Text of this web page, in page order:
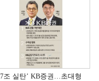
조 실탄’ KB증권…초대형